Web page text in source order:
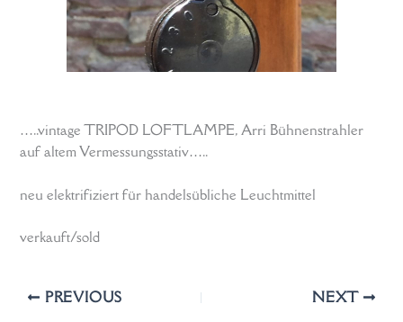
…..vintage TRIPOD LOFTLAMPE, Arri Bühnenstrahler
auf altem Vermessungsstativ…..
neu elektrifiziert für handelsübliche Leuchtmittel
verkauft/sold
PREVIOUS NEXT